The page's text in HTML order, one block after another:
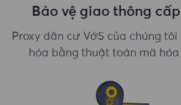
Bảo vệ giao thông
Proxy dân cư Vớ5 của chúng
hóa bằng thuật toán mã